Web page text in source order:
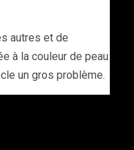
autres et de
à la couleur de peau
un gros problème.